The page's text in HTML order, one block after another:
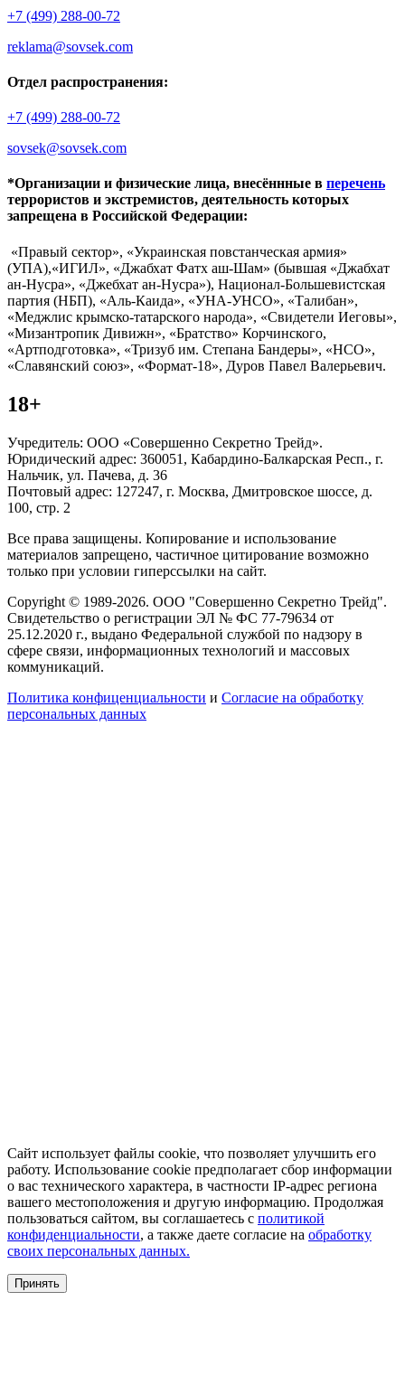
+7 (499) 288-00-72
reklama@sovsek.com
Отдел распространения:
+7 (499) 288-00-72
sovsek@sovsek.com
*Организации и физические лица, внесённные в перечень
террористов и экстремистов, деятельность которых
запрещена в Российской Федерации:
«Правый сектор», «Украинская повстанческая армия»
(УПА),«ИГИЛ», «Джабхат Фатх аш-Шам» (бывшая «Джабхат
ан-Нусра», «Джебхат ан-Нусра»), Национал-Большевистская
партия (НБП), «Аль-Каида», «УНА-УНСО», «Талибан»,
«Меджлис крымско-татарского народа», «Свидетели Иеговы»,
«Мизантропик Дивижн», «Братство» Корчинского,
«Артподготовка», «Тризуб им. Степана Бандеры», «НСО»,
«Славянский союз», «Формат-18», Дуров Павел Валерьевич.
18+
Учредитель: ООО «Совершенно Секретно Трейд».
Юридический адрес: 360051, Кабардино-Балкарская Респ., г.
Нальчик, ул. Пачева, д. 36
Почтовый адрес: 127247, г. Москва, Дмитровское шоссе, д.
100, стр. 2
Все права защищены. Копирование и использование
материалов запрещено, частичное цитирование возможно
только при условии гиперссылки на сайт.
Copyright © 1989-2026. ООО "Совершенно Секретно Трейд".
Свидетельство о регистрации ЭЛ № ФС 77-79634 от
25.12.2020 г., выдано Федеральной службой по надзору в
сфере связи, информационных технологий и массовых
коммуникаций.
Политика конфиценциальности и Согласие на обработку
персональных данных
Сайт использует файлы cookie, что позволяет улучшить его
работу. Использование cookie предполагает сбор информации
о вас технического характера, в частности IP-адрес региона
вашего местоположения и другую информацию. Продолжая
пользоваться сайтом, вы соглашаетесь с политикой
конфиденциальности, а также даете согласие на обработку
своих персональных данных.
Принять